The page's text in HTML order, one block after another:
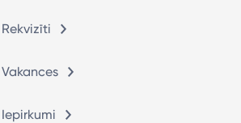
Rekvizīti
Vakances
Iepirkumi